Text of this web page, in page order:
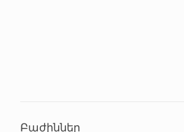
Բաժիններ